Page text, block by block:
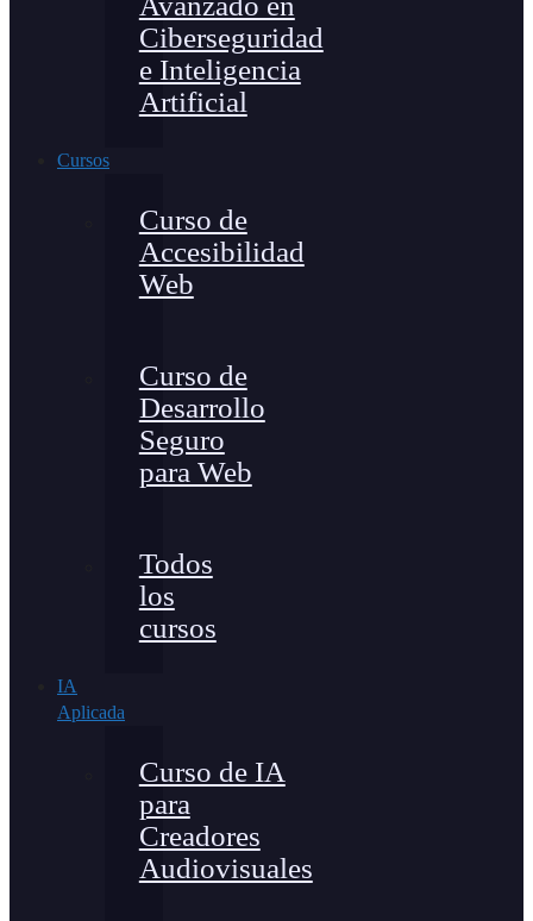
Ciberseguridad
e Inteligencia
Artificial
Cursos
Curso de
Accesibilidad
Web
Curso de
Desarrollo
Seguro
para Web
Todos
los
cursos
IA
Aplicada
Curso de IA
para
Creadores
Audiovisuales